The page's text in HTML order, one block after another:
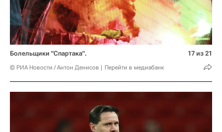
Болельщики "Спартака".
© РИА Новости / Антон Денисов Перейти в медиабанк
17 из 21